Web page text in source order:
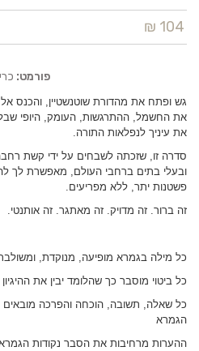
104 ₪
פורמט:
גש ופתח את מהדורת שוטנשטיין, והכנס
את החשמל, ההתרגשות, העומק, היופי
את עיניך לנפלאות התורה.
סדרה זו, שזכתה לשבחים על ידי קשת
ובעלי בתים ברחבי העולם, מאפשרת לך
פשטנות יתר, ללא מפריעים.
זה ברור. זה מדויק. זה מאתגר. זה אותנטי.
כל מילה בגמרא מופיעה, מנוקדת,
כל ביטוי מוסבר כך שהלומד יבין את ההיגיון
כל שאלה, תשובה, הוכחה והפרכה מובאים
הגמרא
ההערות מרחיבות את הסבר נקודות הגמרא,